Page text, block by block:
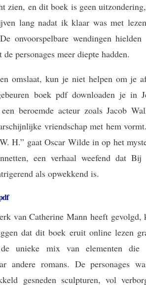
zien, en dit boek is geen
lang nadat ik klaar was met
onvoorspelbare wendingen hielden
personages meer diepte hadden.
omslaat, kun je niet helpen om je
boek pdf downloaden je in
beroemde acteur zoals Jacob
vriendschap met hem
H.” gaat Oscar Wilde in op het
een verhaal weefend dat Bij
als opwekkend is.
van Catherine Mann heeft gevolgd,
dat dit boek eruit online lezen
de unieke mix van elementen die
andere romans. De personages
gesneden sculpturen, vol